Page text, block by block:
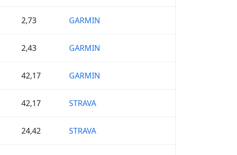
2,73 GARMIN
2,43 GARMIN
42,17 GARMIN
42,17 STRAVA
24,42 STRAVA